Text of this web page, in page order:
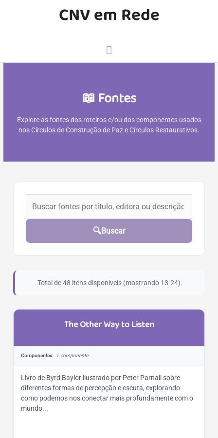
CNV em Rede
📖 Fontes
Explore as fontes dos roteiros e/ou dos componentes usados
nos Círculos de Construção de Paz e Círculos Restaurativos.
🔍Buscar
Total de 48 itens disponíveis (mostrando 13-24).
The Other Way to Listen
Componentes: 1 componente
Livro de Byrd Baylor ilustrado por Peter Parnall sobre
diferentes formas de percepção e escuta, explorando
como podemos nos conectar mais profundamente com o
mundo...